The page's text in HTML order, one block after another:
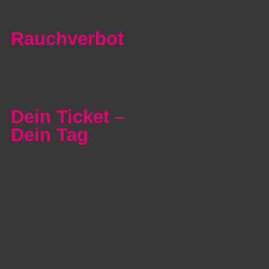
Rauchverbot
Dein Ticket –
Dein Tag